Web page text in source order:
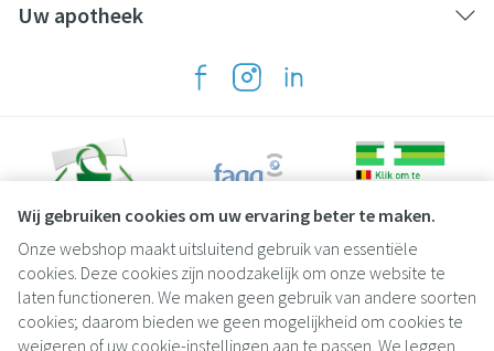
Wij gebruiken cookies om uw ervaring beter te maken.
Onze webshop maakt uitsluitend gebruik van essentiële
cookies. Deze cookies zijn noodzakelijk om onze website te
laten functioneren. We maken geen gebruik van andere soorten
cookies; daarom bieden we geen mogelijkheid om cookies te
weigeren of uw cookie-instellingen aan te passen. We leggen
Uw apotheek
Juridische links